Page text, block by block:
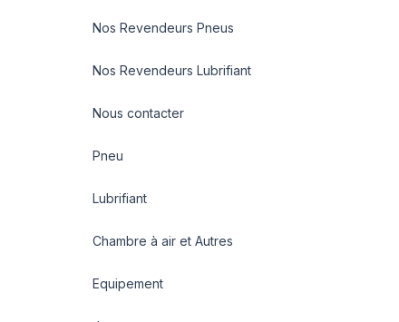
Nos Revendeurs Pneus
Nos Revendeurs Lubrifiant
Nous contacter
Pneu
Lubrifiant
Chambre à air et Autres
Equipement